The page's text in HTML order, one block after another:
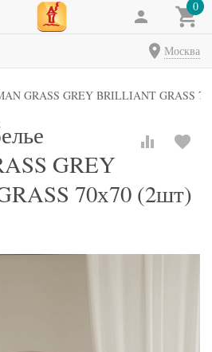
0
Москва
GRASS GREY BRILLIANT GRASS
GREY
70х70 (2шт)